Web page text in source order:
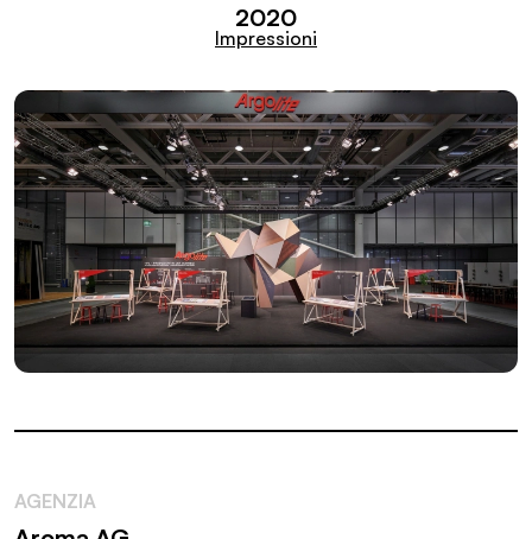
2020
Impressioni
AGENZIA